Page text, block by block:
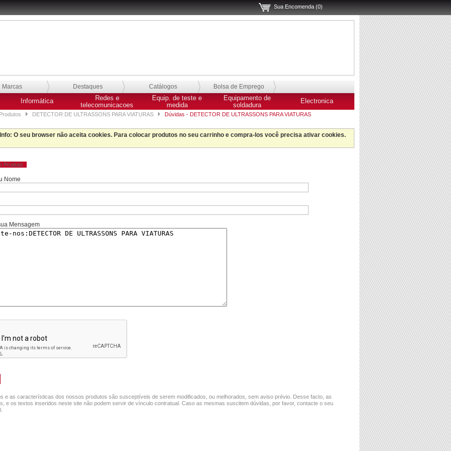
Sua Encomenda (0)
Marcas Destaques Catálogos Bolsa de Emprego
Informática
Redes e
telecomunicacoes
Equip. de teste e
medida
Equipamento de
soldadura
Electronica
Produtos DETECTOR DE ULTRASSONS PARA VIATURAS Dúvidas - DETECTOR DE ULTRASSONS PARA VIATURAS
Info: O seu browser não aceita cookies. Para colocar produtos no seu carrinho e compra-los você precisa ativar cookies.
Produto
Nome
Mensagem
e as características dos nossos produtos são susceptíveis de serem modificados, ou melhorados, sem aviso prévio. Desse facto, as
e os textos inseridos neste site não podem servir de vínculo contratual. Caso as mesmas suscitem dúvidas, por favor, contacte o seu